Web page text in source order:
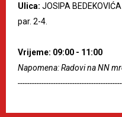
Ulica: JOSIPA
par. 2-4.
Vrijeme: 09:00 - 11:00
Napomena: Radovi na NN